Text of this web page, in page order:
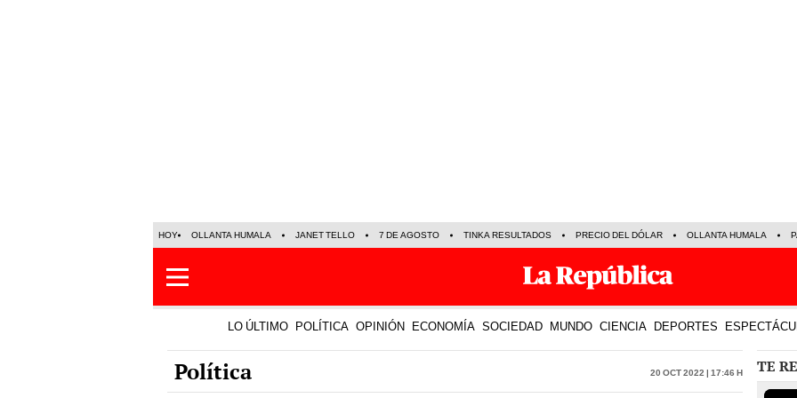
HOY OLLANTA HUMALA JANET TELLO 7 DE AGOSTO TINKA RESULTADOS PRECIO DEL DÓLAR OLLANTA HUMALA
LO ÚLTIMO POLÍTICA OPINIÓN ECONOMÍA SOCIEDAD MUNDO CIENCIA DEPORTES
Política 20 Oct 2022 | 17:46 h TE